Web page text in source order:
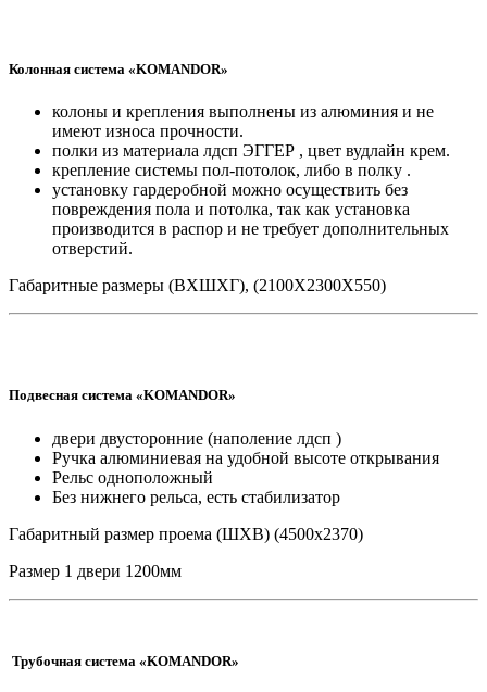
Колонная система «KOMANDOR»
колоны и крепления выполнены из алюминия и не
имеют износа прочности.
полки из материала лдсп ЭГГЕР , цвет вудлайн крем.
крепление системы пол-потолок, либо в полку .
установку гардеробной можно осуществить без
повреждения пола и потолка, так как установка
производится в распор и не требует дополнительных
отверстий.
Габаритные размеры (ВХШХГ), (2100Х2300Х550)
Подвесная система «KOMANDOR»
двери двусторонние (наполение лдсп )
Ручка алюминиевая на удобной высоте открывания
Рельс одноположный
Без нижнего рельса, есть стабилизатор
Габаритный размер проема (ШХВ) (4500х2370)
Размер 1 двери 1200мм
Трубочная система «KOMANDOR»